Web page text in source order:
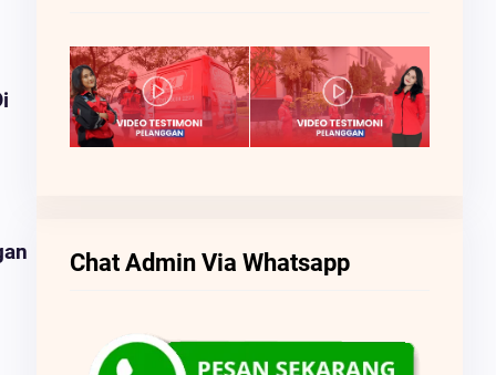
Chat Admin Via Whatsapp